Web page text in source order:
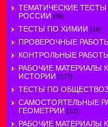
ТЕМАТИЧЕСКИЕ
РОССИИ [69]
ТЕСТЫ ПО ХИМИИ [14]
ПРОВЕРОЧНЫЕ
КОНТРОЛЬНЫЕ
РАБОЧИЕ МАТЕРИАЛЫ
ИСТОРИИ [177]
ТЕСТЫ ПО
САМОСТОЯТЕЛЬНЫЕ
ГЕОМЕТРИИ [12]
РАБОЧИЕ МАТЕРИАЛЫ